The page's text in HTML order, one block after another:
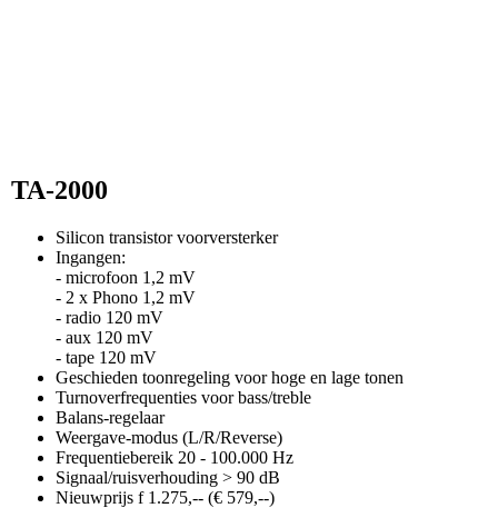
TA-2000
Silicon transistor voorversterker
Ingangen:
- microfoon 1,2 mV
- 2 x Phono 1,2 mV
- radio 120 mV
- aux 120 mV
- tape 120 mV
Geschieden toonregeling voor hoge en lage tonen
Turnoverfrequenties voor bass/treble
Balans-regelaar
Weergave-modus (L/R/Reverse)
Frequentiebereik 20 - 100.000 Hz
Signaal/ruisverhouding > 90 dB
Nieuwprijs f 1.275,-- (€ 579,--)